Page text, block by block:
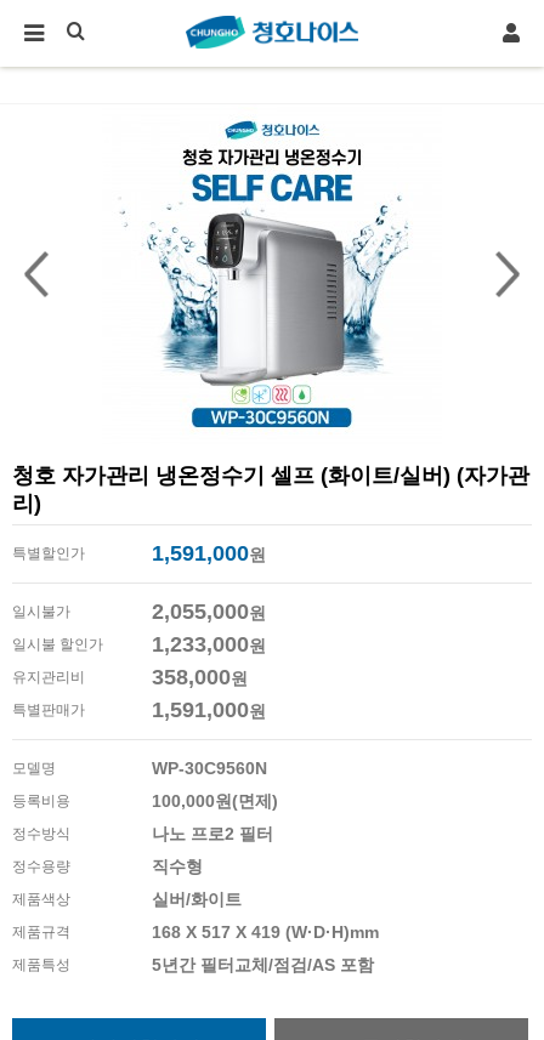
청호 자가관리 냉온정수기 셀프 (화이트/실버) (자가관
리)
특별할인가 1,591,000원
일시불가 2,055,000원
일시불 할인가 1,233,000원
유지관리비 358,000원
특별판매가 1,591,000원
모델명 WP-30C9560N
등록비용 100,000원(면제)
정수방식 나노 프로2 필터
정수용량 직수형
제품색상 실버/화이트
제품규격 168 X 517 X 419 (W·D·H)mm
제품특성 5년간 필터교체/점검/AS 포함